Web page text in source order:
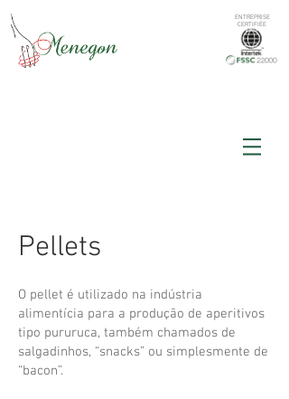
ENTREPRISE
CERTIFIÉE
Pellets
O pellet é utilizado na indústria
alimentícia para a produção de aperitivos
tipo pururuca, também chamados de
salgadinhos, “snacks” ou simplesmente de
“bacon”.